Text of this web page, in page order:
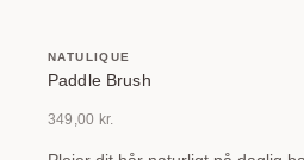
NATULIQUE
Paddle Brush
349,00 kr.